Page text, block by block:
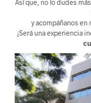
Así que, no lo dudes más.
y acompáñanos en
¡Será una experiencia